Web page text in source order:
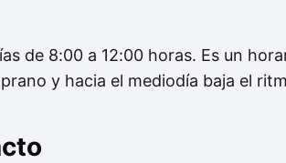
de 8:00 a 12:00 horas. Es un
y hacia el mediodía baja el